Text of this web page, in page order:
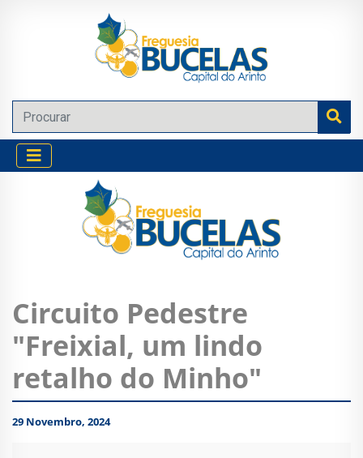
Circuito Pedestre
"Freixial, um lindo
retalho do Minho"
29 Novembro, 2024